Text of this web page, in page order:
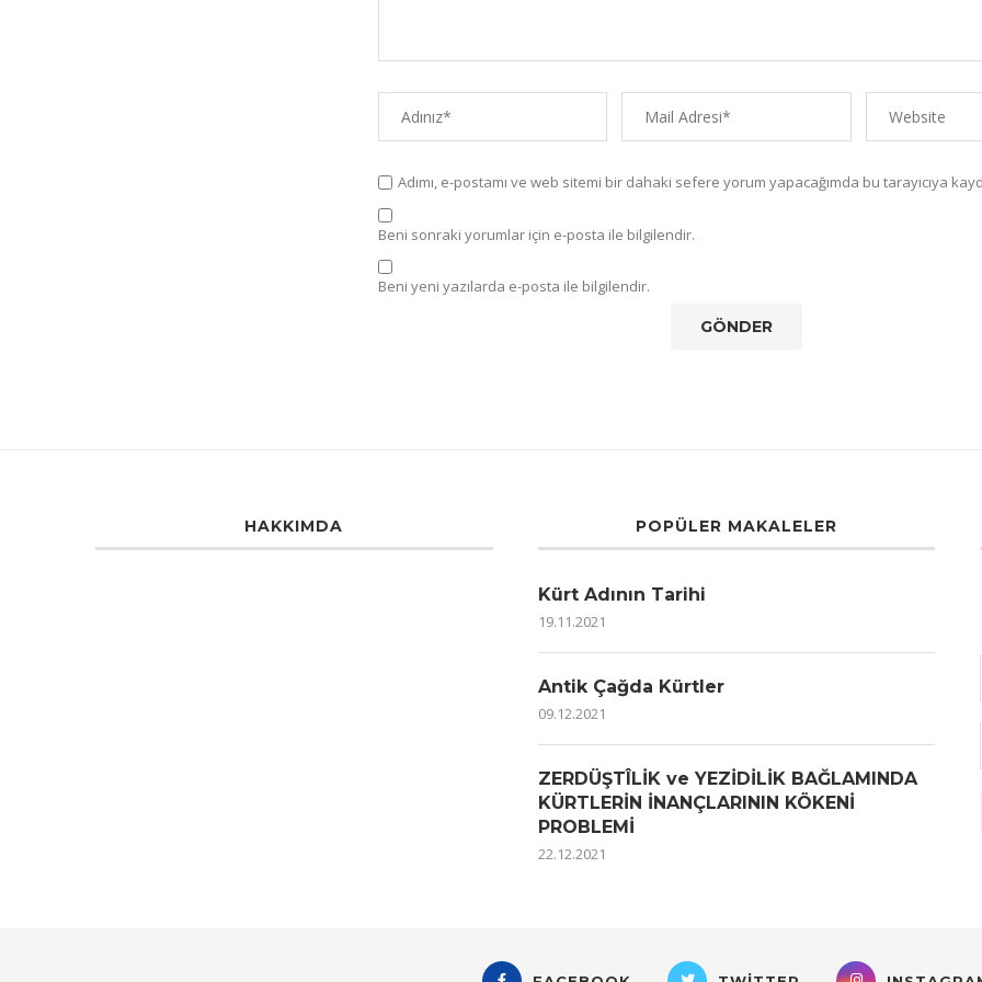
Adımı, e-postamı ve web sitemi bir dahaki sefere yorum yapacağımda bu tarayıcıya
Beni sonraki yorumlar için e-posta ile bilgilendir.
Beni yeni yazılarda e-posta ile bilgilendir.
HAKKIMDA POPÜLER MAKALELER
Kürt Adının Tarihi
19.11.2021
Antik Çağda Kürtler
09.12.2021
ZERDÜŞTÎLİK ve YEZİDİLİK BAĞLAMINDA
KÜRTLERİN İNANÇLARININ KÖKENİ
PROBLEMİ
22.12.2021